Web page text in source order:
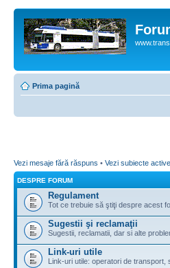
Prima pagină
Vezi mesaje fără răspuns • Vezi subiecte active
DESPRE FORUM
Regulament
Tot ce trebuie să ştiţi despre acest
Sugestii şi reclamaţii
Sugestii, reclamatii, dar si alte
Link-uri utile
Link-uri utile: operatori de transport,